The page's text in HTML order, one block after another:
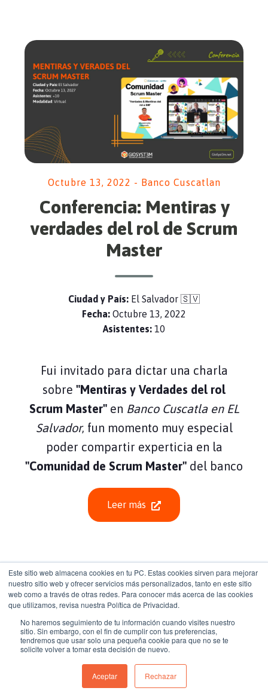
Este sitio web almacena cookies en tu PC. Estas cookies sirven para mejorar
nuestro sitio web y ofrecer servicios más personalizados, tanto en este sitio
web como a través de otras redes. Para conocer más acerca de las cookies
que utilizamos, revisa nuestra Política de Privacidad.
No haremos seguimiento de tu información cuando visites nuestro
sitio. Sin embargo, con el fin de cumplir con tus preferencias,
tendremos que usar solo una pequeña cookie para que no se te
solicite volver a tomar esta decisión de nuevo.
Aceptar Rechazar
Octubre 13, 2022 - Banco Cuscatlan
Conferencia: Mentiras y
verdades del rol de Scrum
Master
Ciudad y País: El Salvador 🇸🇻
Fecha: Octubre 13, 2022
Asistentes: 10
Fui invitado para dictar una charla
sobre "Mentiras y Verdades del rol
Scrum Master"en Banco Cuscatla en EL
Salvador, fun momento muy especial
poder compartir experticia en la
"Comunidad de Scrum Master" del banco
Leer más